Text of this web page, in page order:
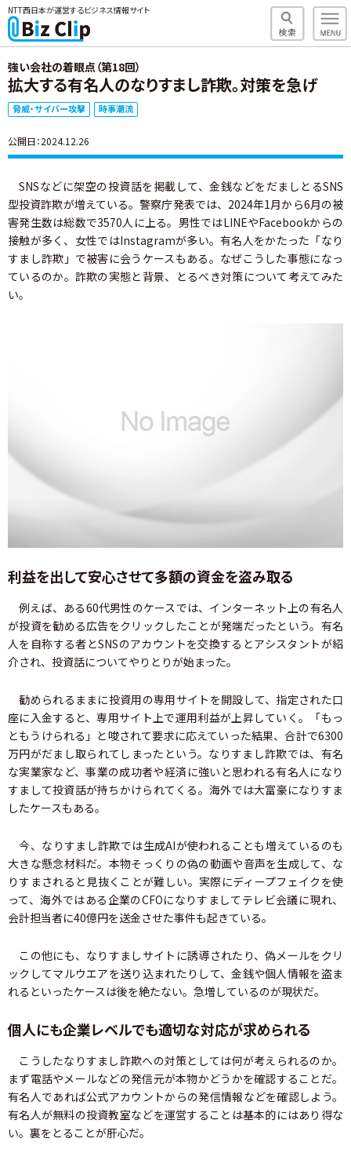
NTT西日本が運営するビジネス情報サイト
強い会社の着眼点（第18回）
拡大する有名人のなりすまし詐欺。対策を急げ
脅威・サイバー攻撃 時事潮流
公開日：2024.12.26
SNSなどに架空の投資話を掲載して、金銭などをだましとるSNS
型投資詐欺が増えている。警察庁発表では、2024年1月から6月の被
害発生数は総数で3570人に上る。男性ではLINEやFacebookからの
接触が多く、女性ではInstagramが多い。有名人をかたった「なり
すまし詐欺」で被害に会うケースもある。なぜこうした事態になっ
ているのか。詐欺の実態と背景、とるべき対策について考えてみた
い。
利益を出して安心させて多額の資金を盗み取る
例えば、ある60代男性のケースでは、インターネット上の有名人
が投資を勧める広告をクリックしたことが発端だったという。有名
人を自称する者とSNSのアカウントを交換するとアシスタントが紹
介され、投資話についてやりとりが始まった。
勧められるままに投資用の専用サイトを開設して、指定された口
座に入金すると、専用サイト上で運用利益が上昇していく。「もっ
ともうけられる」と唆されて要求に応えていった結果、合計で6300
万円がだまし取られてしまったという。なりすまし詐欺では、有名
な実業家など、事業の成功者や経済に強いと思われる有名人になり
すまして投資話が持ちかけられてくる。海外では大富豪になりすま
したケースもある。
今、なりすまし詐欺では生成AIが使われることも増えているのも
大きな懸念材料だ。本物そっくりの偽の動画や音声を生成して、な
りすまされると見抜くことが難しい。実際にディープフェイクを使
って、海外ではある企業のCFOになりすましてテレビ会議に現れ、
会計担当者に40億円を送金させた事件も起きている。
この他にも、なりすましサイトに誘導されたり、偽メールをクリ
ックしてマルウエアを送り込まれたりして、金銭や個人情報を盗ま
れるといったケースは後を絶たない。急増しているのが現状だ。
個人にも企業レベルでも適切な対応が求められる
こうしたなりすまし詐欺への対策としては何が考えられるのか。
まず電話やメールなどの発信元が本物かどうかを確認することだ。
有名人であれば公式アカウントからの発信情報などを確認しよう。
有名人が無料の投資教室などを運営することは基本的にはあり得な
い。裏をとることが肝心だ。